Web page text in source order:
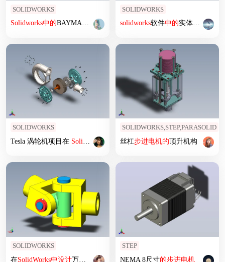
SOLIDWORKS
Solidworks中的BAYMAX 3D模型
SOLIDWORKS
solidworks软件中的实体零件12
SOLIDWORKS
Tesla 涡轮机项目在 SolidWorks 设计。
SOLIDWORKS,STEP,PARASOLID
丝杠步进电机的顶升机构
SOLIDWORKS
在SolidWorks中设计万向节
STEP
NEMA 8尺寸的步进电机